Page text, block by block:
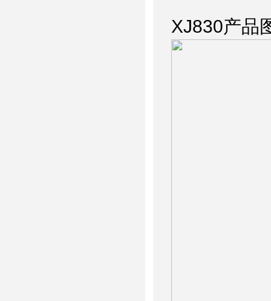
XJ830产品